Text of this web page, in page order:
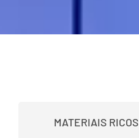
MATERIAIS RICOS